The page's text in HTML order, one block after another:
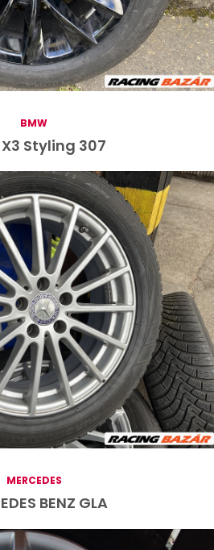
X3 Styling 307
BMW
BENZ GLA
MERCEDES